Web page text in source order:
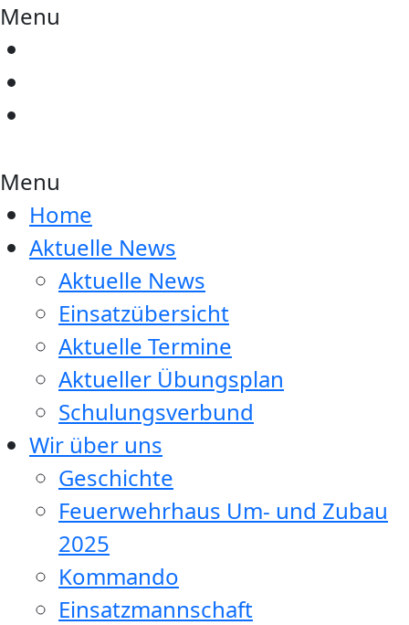
Menu
Menu
Home
Aktuelle News
Aktuelle News
Einsatzübersicht
Aktuelle Termine
Aktueller Übungsplan
Schulungsverbund
Wir über uns
Geschichte
Feuerwehrhaus Um- und Zubau
2025
Kommando
Einsatzmannschaft